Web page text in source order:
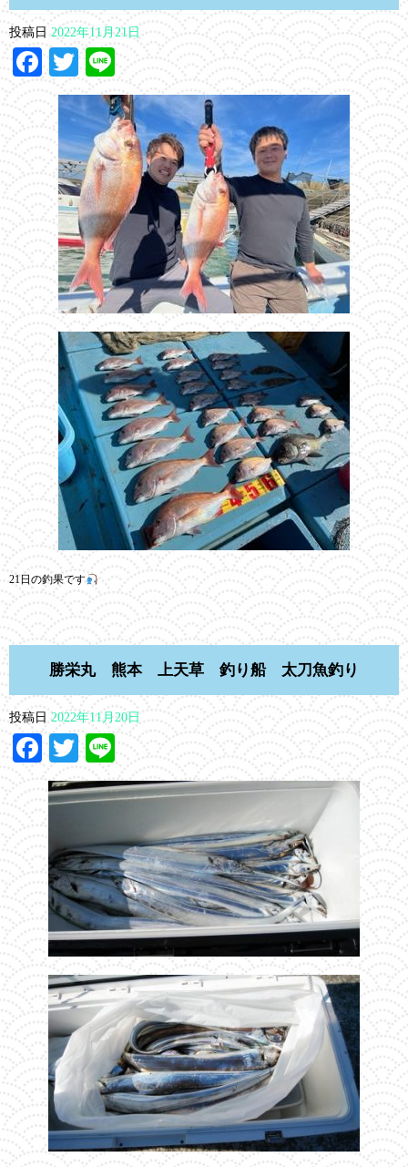
投稿日 2022年11月21日
Facebook
Twitter
Line
21日の釣果です
勝栄丸 熊本 上天草 釣り船 太刀魚釣り
投稿日 2022年11月20日
Facebook
Twitter
Line